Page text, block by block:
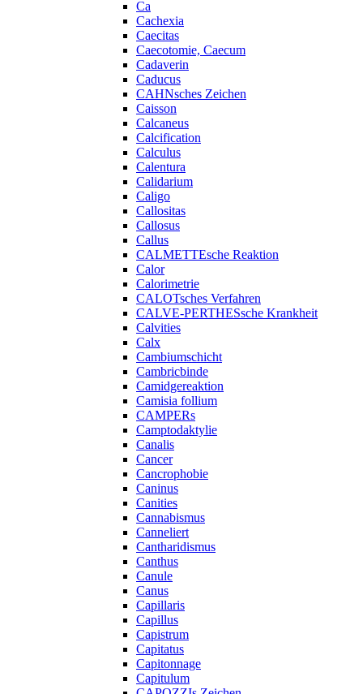
Ca
Cachexia
Caecitas
Caecotomie, Caecum
Cadaverin
Caducus
CAHNsches Zeichen
Caisson
Calcaneus
Calcification
Calculus
Calentura
Calidarium
Caligo
Callositas
Callosus
Callus
CALMETTEsche Reaktion
Calor
Calorimetrie
CALOTsches Verfahren
CALVE-PERTHESsche Krankheit
Calvities
Calx
Cambiumschicht
Cambricbinde
Camidgereaktion
Camisia follium
CAMPERs
Camptodaktylie
Canalis
Cancer
Cancrophobie
Caninus
Canities
Cannabismus
Canneliert
Cantharidismus
Canthus
Canule
Canus
Capillaris
Capillus
Capistrum
Capitatus
Capitonnage
Capitulum